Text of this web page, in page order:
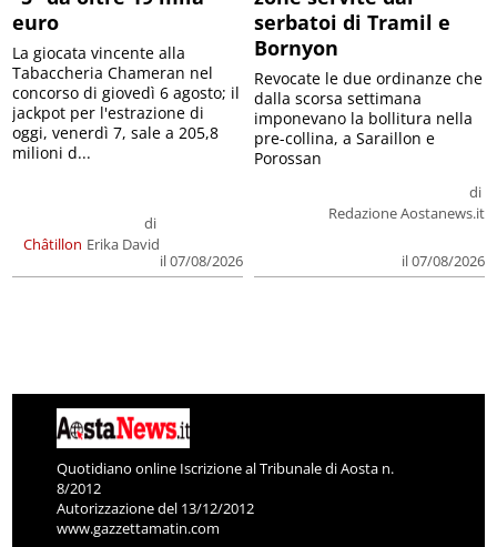
euro
Châtillon
di
Erika David
il 07/08/2026
La giocata vincente alla
Tabaccheria Chameran nel
concorso di giovedì 6 agosto; il
jackpot per l'estrazione di
oggi, venerdì 7, sale a 205,8
milioni d...
serbatoi di Tramil e
Bornyon
di
Redazione Aostanews.it
il 07/08/2026
Revocate le due ordinanze che
dalla scorsa settimana
imponevano la bollitura nella
pre-collina, a Saraillon e
Porossan
Quotidiano online Iscrizione al Tribunale di Aosta n.
8/2012
Autorizzazione del 13/12/2012
www.gazzettamatin.com